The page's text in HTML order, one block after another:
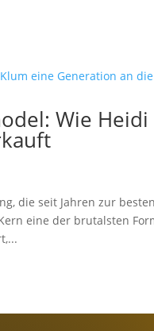
Wie
die seit Jahren zur
eine der brutalsten